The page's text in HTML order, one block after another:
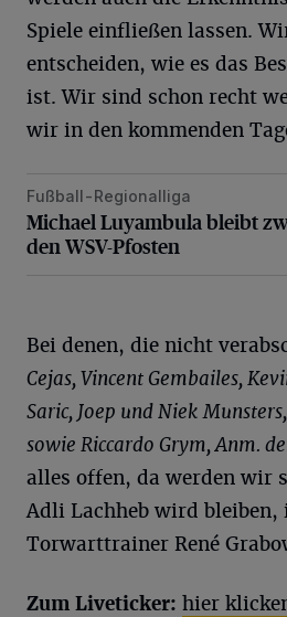
Spiele einfließen lassen.
entscheiden, wie es das
ist. Wir sind schon recht
wir in den kommenden
Michael Luyambula bleibt
Fußball-Regionalliga
Michael Luyambula bleibt
den WSV-Pfosten
Bei denen, die nicht
Cejas, Vincent Gembailes,
Saric, Joep undNiek Munsters
sowie Riccardo Grym, Anm.
alles offen, da werden wir
Adli Lachheb wird bleiben,
Torwarttrainer René
Zum Liveticker: hier